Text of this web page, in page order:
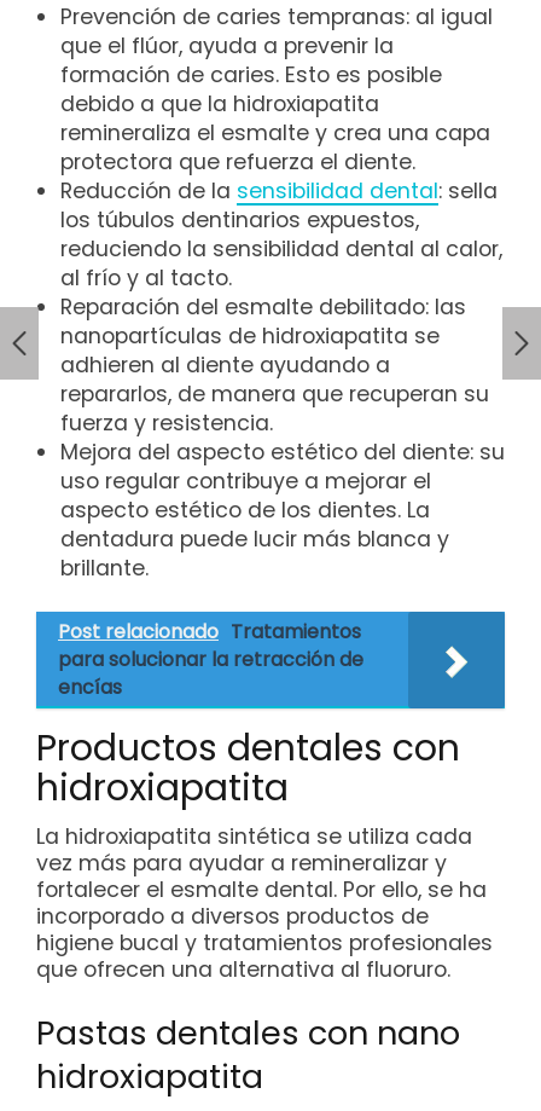
Prevención de caries tempranas: al igual
que el flúor, ayuda a prevenir la
formación de caries. Esto es posible
debido a que la hidroxiapatita
remineraliza el esmalte y crea una capa
protectora que refuerza el diente.
Reducción de la sensibilidad dental: sella
los túbulos dentinarios expuestos,
reduciendo la sensibilidad dental al calor,
al frío y al tacto.
Reparación del esmalte debilitado: las
nanopartículas de hidroxiapatita se
adhieren al diente ayudando a
repararlos, de manera que recuperan su
fuerza y resistencia.
Mejora del aspecto estético del diente: su
uso regular contribuye a mejorar el
aspecto estético de los dientes. La
dentadura puede lucir más blanca y
brillante.
Post relacionado Tratamientos
para solucionar la retracción de
encías
Productos dentales con
hidroxiapatita
La hidroxiapatita sintética se utiliza cada
vez más para ayudar a remineralizar y
fortalecer el esmalte dental. Por ello, se ha
incorporado a diversos productos de
higiene bucal y tratamientos profesionales
que ofrecen una alternativa al fluoruro.
Pastas dentales con nano
hidroxiapatita